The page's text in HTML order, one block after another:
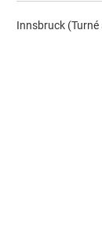
Innsbruck